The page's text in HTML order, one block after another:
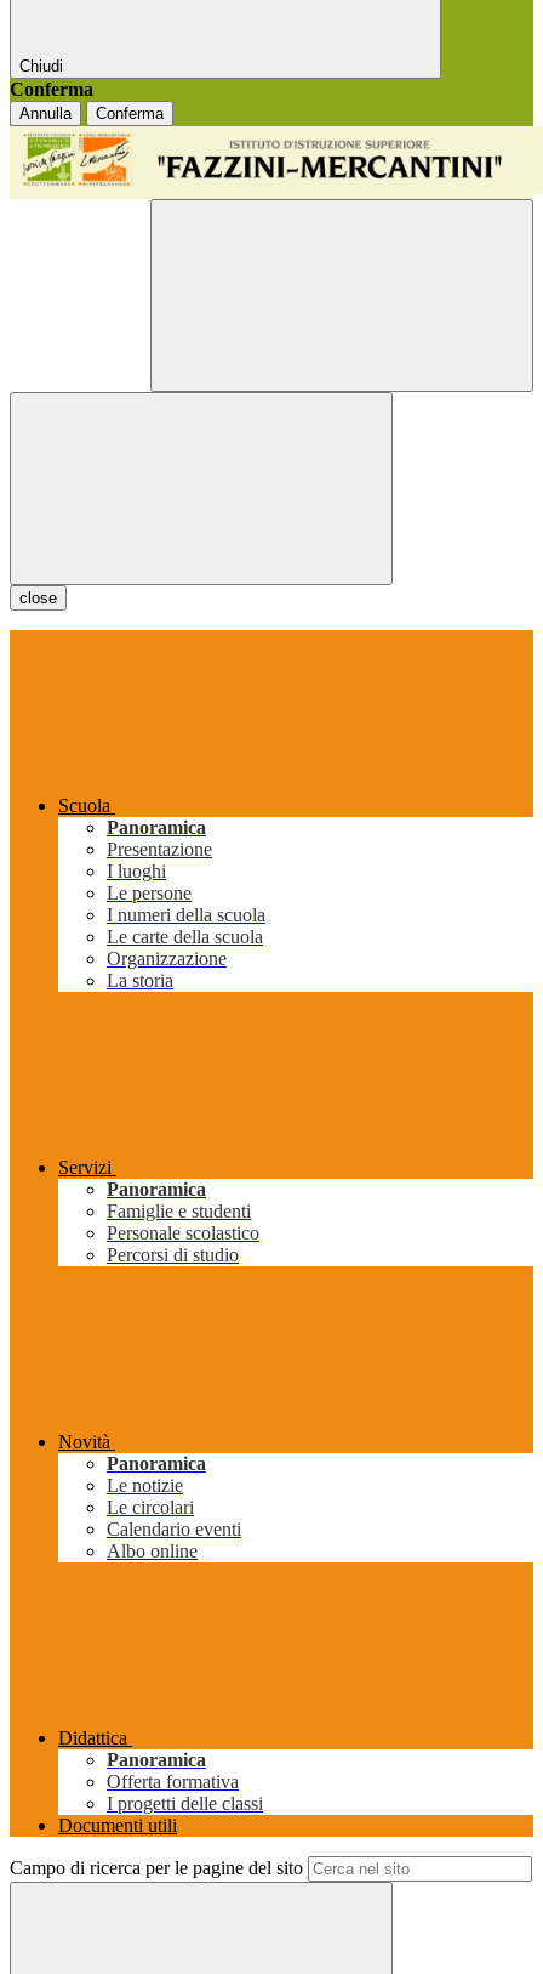
Chiudi
Conferma
Annulla Conferma
close
Scuola
Panoramica
Presentazione
I luoghi
Le persone
I numeri della scuola
Le carte della scuola
Organizzazione
La storia
Servizi
Panoramica
Famiglie e studenti
Personale scolastico
Percorsi di studio
Novità
Panoramica
Le notizie
Le circolari
Calendario eventi
Albo online
Didattica
Panoramica
Offerta formativa
I progetti delle classi
Documenti utili
Campo di ricerca per le pagine del sito